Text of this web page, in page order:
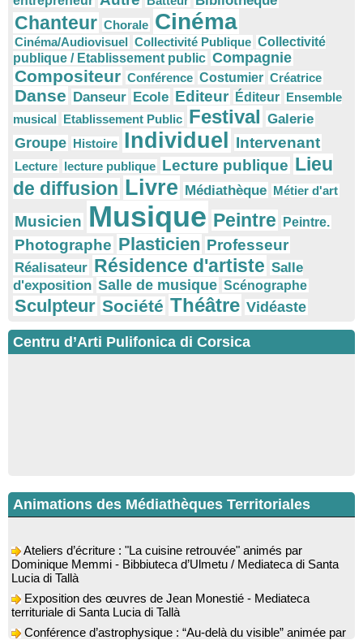
Chanteur Chorale Cinéma
Cinéma/Audiovisuel Collectivité Publique Collectivité
publique / Etablissement public Compagnie
Compositeur Conférence Costumier Créatrice
Danse Danseur Ecole Editeur Éditeur Ensemble
musical Etablissement Public Festival Galerie
Groupe Histoire Individuel Intervenant
Lecture lecture publique Lecture publique Lieu
de diffusion Livre Médiathèque Métier d'art
Musicien Musique Peintre Peintre.
Photographe Plasticien Professeur
Réalisateur Résidence d'artiste Salle
d'exposition Salle de musique Scénographe
Sculpteur Société Théâtre Vidéaste
Centru d’Arti Pulifonica di Corsica
Animations des Médiathèques Territoriales
Dominique Memmi - Bibbiuteca d’Ulmetu / Mediateca di Santa
Lucia di Tallà
Exposition des œuvres de Jean Monestié - Mediateca
territuriale di Santa Lucia di Tallà
Conférence d’astrophysique : “Au-delà du visible” animée par
l’astrophysicien Paul Guerrini - Médiathèque - Pitretu è